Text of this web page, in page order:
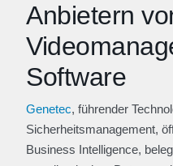
Anbietern
Software
Genetec, führender
Sicherheitsmanagement,
Business Intelligence,